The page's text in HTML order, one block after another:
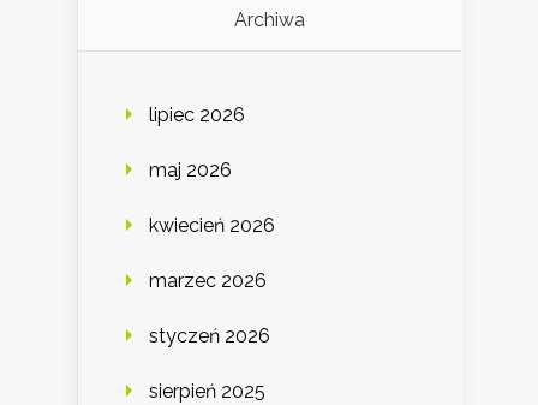
Archiwa
lipiec 2026
maj 2026
kwiecień 2026
marzec 2026
styczeń 2026
sierpień 2025